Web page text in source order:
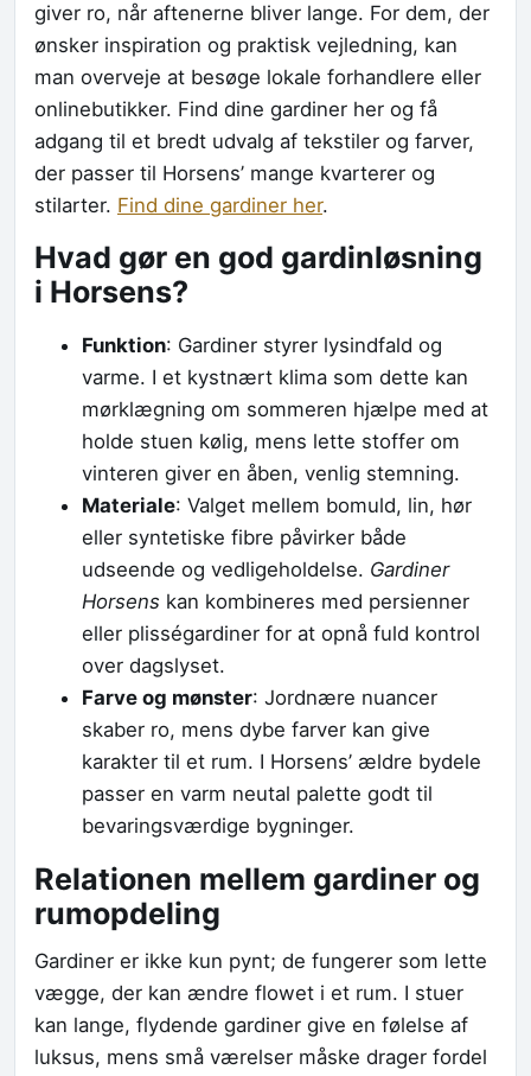
giver ro, når aftenerne bliver lange. For dem, der
ønsker inspiration og praktisk vejledning, kan
man overveje at besøge lokale forhandlere eller
onlinebutikker. Find dine gardiner her og få
adgang til et bredt udvalg af tekstiler og farver,
der passer til Horsens’ mange kvarterer og
stilarter. Find dine gardiner her.
Hvad gør en god gardinløsning
i Horsens?
Funktion: Gardiner styrer lysindfald og
varme. I et kystnært klima som dette kan
mørklægning om sommeren hjælpe med at
holde stuen kølig, mens lette stoffer om
vinteren giver en åben, venlig stemning.
Materiale: Valget mellem bomuld, lin, hør
eller syntetiske fibre påvirker både
udseende og vedligeholdelse. Gardiner
Horsens kan kombineres med persienner
eller plisségardiner for at opnå fuld kontrol
over dagslyset.
Farve og mønster: Jordnære nuancer
skaber ro, mens dybe farver kan give
karakter til et rum. I Horsens’ ældre bydele
passer en varm neutal palette godt til
bevaringsværdige bygninger.
Relationen mellem gardiner og
rumopdeling
Gardiner er ikke kun pynt; de fungerer som lette
vægge, der kan ændre flowet i et rum. I stuer
kan lange, flydende gardiner give en følelse af
luksus, mens små værelser måske drager fordel